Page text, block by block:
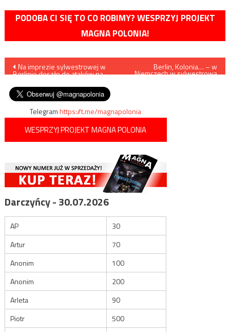
PODOBA CI SIĘ TO CO ROBIMY? WESPRZYJ PROJEKT
MAGNA POLONIA!
Nawigacja
wpisu
Na imprezie sylwestrowej w
Berlinie doszło do ataków na
Berlin, Kolonia… – w
Niemczech w sylwestrową
Telegramhttps://t.me/magnapolonia
WESPRZYJ PROJEKT MAGNA POLONIA
Darczyńcy - 30.07.2026
AP
30
Artur
70
Anonim
100
Anonim
200
Arleta
90
Piotr
500